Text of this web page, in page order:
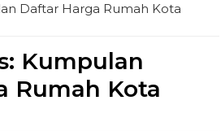
Daftar Harga Rumah Kota
Kumpulan
Rumah Kota